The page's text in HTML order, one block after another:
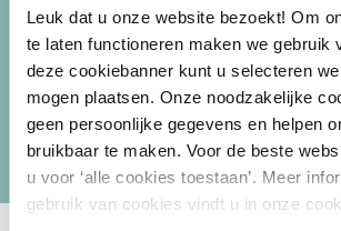
Leuk dat u onze website bezoekt! Om
te laten functioneren maken we gebruik
deze cookiebanner kunt u selecteren
mogen plaatsen. Onze noodzakelijke
geen persoonlijke gegevens en helpen
bruikbaar te maken. Voor de beste
u voor ‘alle cookies toestaan’. Meer
gebruik van cookies vindt u in onze